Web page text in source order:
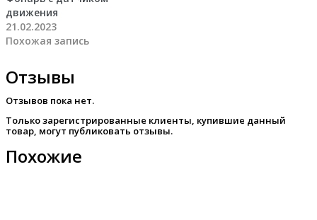
движения
21.02.2023
Похожая запись
Отзывы
Отзывов пока нет.
Только зарегистрированные клиенты, купившие данный
товар, могут публиковать отзывы.
Похожие